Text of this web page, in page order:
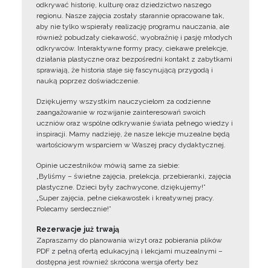
odkrywać historię, kulturę oraz dziedzictwo naszego
regionu. Nasze zajęcia zostały starannie opracowane tak,
aby nie tylko wspierały realizację programu nauczania, ale
również pobudzały ciekawość, wyobraźnię i pasję młodych
odkrywców. Interaktywne formy pracy, ciekawe prelekcje,
działania plastyczne oraz bezpośredni kontakt z zabytkami
sprawiają, że historia staje się fascynującą przygodą i
nauką poprzez doświadczenie.
Dziękujemy wszystkim nauczycielom za codzienne
zaangażowanie w rozwijanie zainteresowań swoich
uczniów oraz wspólne odkrywanie świata pełnego wiedzy i
inspiracji. Mamy nadzieję, że nasze lekcje muzealne będą
wartościowym wsparciem w Waszej pracy dydaktycznej.
Opinie uczestników mówią same za siebie:
„Byliśmy – świetne zajęcia, prelekcja, przebieranki, zajęcia
plastyczne. Dzieci były zachwycone, dziękujemy!”
„Super zajęcia, pełne ciekawostek i kreatywnej pracy.
Polecamy serdecznie!”
Rezerwacje już trwają
Zapraszamy do planowania wizyt oraz pobierania plików
PDF z pełną ofertą edukacyjną i lekcjami muzealnymi –
dostępna jest również skrócona wersja oferty bez